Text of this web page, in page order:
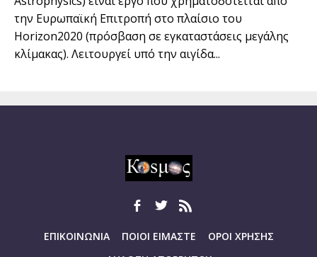
την Ευρωπαϊκή Επιτροπή στο πλαίσιο του
Horizon2020 (πρόσβαση σε εγκαταστάσεις μεγάλης
κλίμακας). Λειτουργεί υπό την αιγίδα...
ΕΠΙΚΟΙΝΩΝΙΑ ΠΟΙΟΙ ΕΙΜΑΣΤΕ
ΟΡΟΙ ΧΡΗΣΗΣ